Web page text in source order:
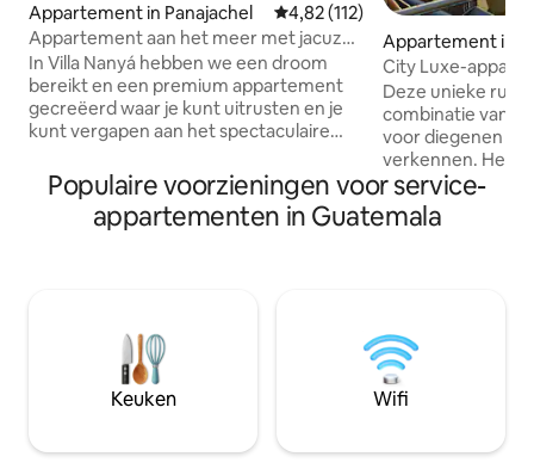
Appartement in Panajachel Gemiddelde beoordeling van
4,82 (112)
Appartement aan het meer met jacuzzi
en uitzicht op de vulkaan
In Villa Nanyá hebben we een droom
bereikt en een premium appartement
gecreëerd waar je kunt uitrusten en je
kunt vergapen aan het spectaculaire
zonsopgang op 's werelds mooiste
meer, of genieten van een middag in de
jacuzzi terwijl je naar de zonsondergang
unieke sfeer ontstaat. Ontdek onze
ruimte en beleef onvergetelijke
ervaringen!
Appartement in
City
City Luxe-
Deze unieke
combinatie van
voor diegenen
verkennen. Het
appartement
en gezellig
waardoor je je je
loopafstand van
culturele
Populaire voorzieningen voor service-
appartementen in Guatemala
Keuken Wifi